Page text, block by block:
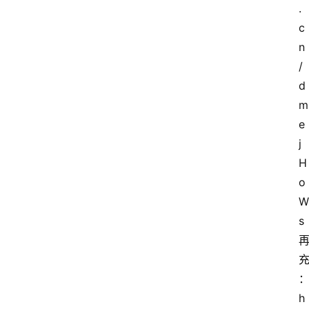
.
c
n
/
d
m
e
j
H
o
W
s
再
充
：
h